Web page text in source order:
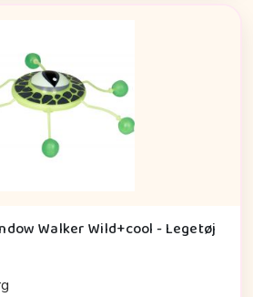
Walker Wild+cool - Legetøj